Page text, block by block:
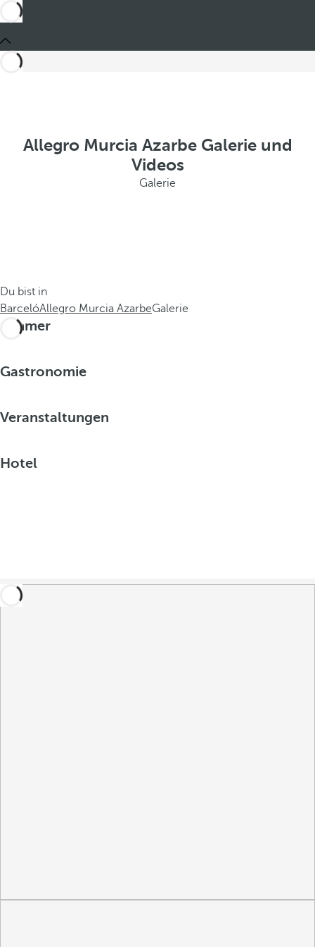
Allegro Murcia Azarbe Galerie und
Videos
Galerie
Du bist in
BarcelóAllegro Murcia AzarbeGalerie
Zimmer
Gastronomie
Veranstaltungen
Hotel